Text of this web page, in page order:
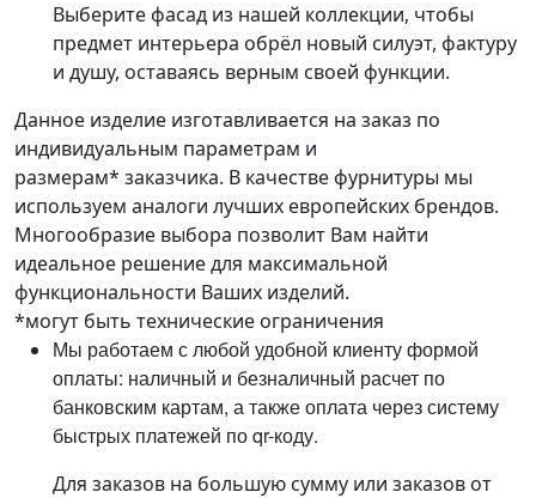
Выберите фасад из нашей коллекции, чтобы
предмет интерьера обрёл новый силуэт, фактуру
и душу, оставаясь верным своей функции.
Данное изделие изготавливается на заказ по
индивидуальным параметрам и
размерам* заказчика. В качестве фурнитуры мы
используем аналоги лучших европейских брендов.
Многообразие выбора позволит Вам найти
идеальное решение для максимальной
функциональности Ваших изделий.
*могут быть технические ограничения
Мы работаем с любой удобной клиенту формой
оплаты: наличный и безналичный расчет по
банковским картам, а также оплата через систему
быстрых платежей по qr-коду.
Для заказов на большую сумму или заказов от